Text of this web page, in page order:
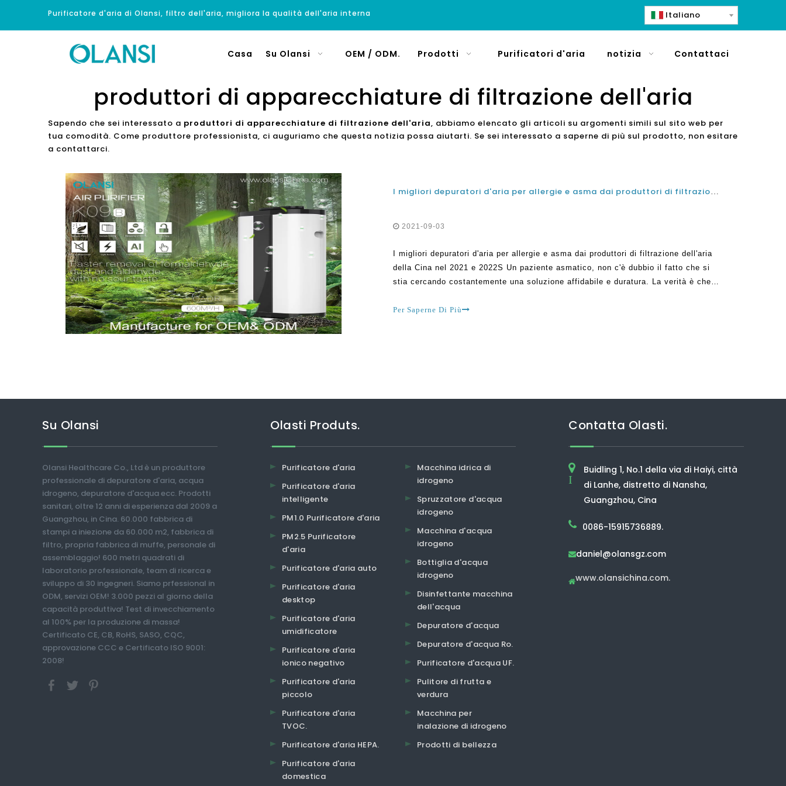
Purificatore d'aria di Olansi, filtro dell'aria, migliora la qualità dell'aria interna Italiano
Casa Su Olansi OEM / ODM. Prodotti Purificatori d'aria notizia Contattaci
produttori di apparecchiature di filtrazione dell'aria
Sapendo che sei interessato a produttori di apparecchiature di filtrazione dell'aria, abbiamo elencato gli articoli su argomenti simili sul sito web per
tua comodità. Come produttore professionista, ci auguriamo che questa notizia possa aiutarti. Se sei interessato a saperne di più sul prodotto, non esitare
a contattarci.
I migliori depuratori d'aria per allergie e asma dai produttori di filtrazione dell'aria della Cina nel 2021 e nel 2022
2021-09-03
I migliori depuratori d'aria per allergie e asma dai produttori di filtrazione dell'aria
della Cina nel 2021 e 2022S Un paziente asmatico, non c'è dubbio il fatto che si
stia cercando costantemente una soluzione affidabile e duratura. La verità è che
Per Saperne Di Più
Su Olansi
Olansi Healthcare Co., Ltd è un produttore
professionale di depuratore d'aria, acqua
idrogeno, depuratore d'acqua ecc. Prodotti
sanitari, oltre 12 anni di esperienza dal 2009 a
Guangzhou, in Cina. 60.000 fabbrica di
stampi a iniezione da 60.000 m2, fabbrica di
filtro, propria fabbrica di muffe, personale di
assemblaggio! 600 metri quadrati di
laboratorio professionale, team di ricerca e
sviluppo di 30 ingegneri. Siamo prfessional in
ODM, servizi OEM! 3.000 pezzi al giorno della
capacità produttiva! Test di invecchiamento
al 100% per la produzione di massa!
Certificato CE, CB, RoHS, SASO, CQC,
approvazione CCC e Certificato ISO 9001:
2008!
Olasti Produts.
Purificatore d'aria
Purificatore d'aria
intelligente
PM1.0 Purificatore d'aria
PM2.5 Purificatore
d'aria
Purificatore d'aria auto
Purificatore d'aria
desktop
Purificatore d'aria
umidificatore
Purificatore d'aria
ionico negativo
Purificatore d'aria
piccolo
Purificatore d'aria
TVOC.
Purificatore d'aria HEPA.
Purificatore d'aria
domestica
Macchina idrica di
idrogeno
Spruzzatore d'acqua
idrogeno
Macchina d'acqua
idrogeno
Bottiglia d'acqua
idrogeno
Disinfettante macchina
dell'acqua
Depuratore d'acqua
Depuratore d'acqua Ro.
Purificatore d'acqua UF.
Pulitore di frutta e
verdura
Macchina per
inalazione di idrogeno
Prodotti di bellezza
Contatta Olasti.
I
Buidling 1, No.1 della via di Haiyi, città
di Lanhe, distretto di Nansha,
Guangzhou, Cina
0086-15915736889.
daniel@olansgz.com
www.olansichina.com.